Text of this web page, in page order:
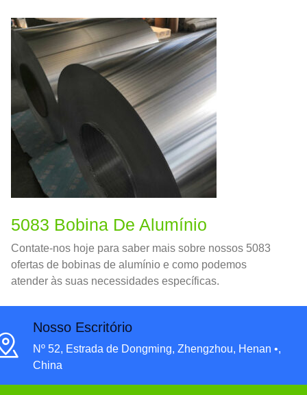
amplamente utilizado para embalar alimentos e
medicamentos.
5083 Bobina De Alumínio
Contate-nos hoje para saber mais sobre nossos 5083
ofertas de bobinas de alumínio e como podemos
atender às suas necessidades específicas.
Nosso Escritório
Nº 52, Estrada de Dongming, Zhengzhou, Henan •,
China